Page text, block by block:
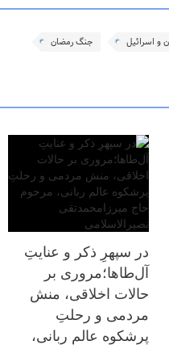
و اسرائیل
جنگ رمضان
در سپهرِ ذکر و عنایتِ
آل‌طاها؛مروری بر
حالات اخلاقی، منش
مردمی و رحلتِ
پرشکوه عالم ربانی،